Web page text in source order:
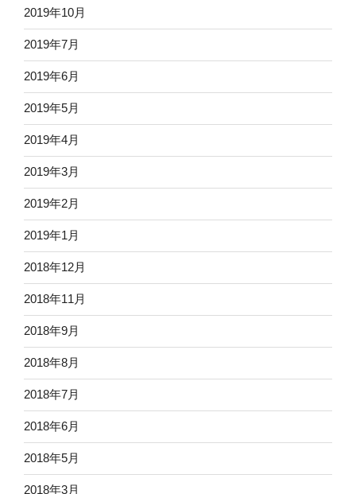
2019年10月
2019年7月
2019年6月
2019年5月
2019年4月
2019年3月
2019年2月
2019年1月
2018年12月
2018年11月
2018年9月
2018年8月
2018年7月
2018年6月
2018年5月
2018年3月